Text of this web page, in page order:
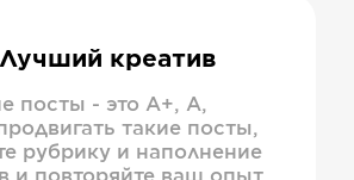
креатив
посты - это А+, А,
такие посты,
рубрику и наполнение